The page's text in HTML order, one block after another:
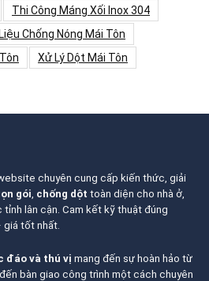
Thi Công Máng Xối Inox 304
Chống Nóng Mái Tôn
Xử Lý Dột Mái Tôn
chuyên cung cấp kiến thức, giải
gói, chống dột toàn diện cho nhà ở,
lân cận. Cam kết kỹ thuật đúng
giá tốt nhất.
đáo và thú vị mang đến sự hoàn hảo từ
bàn giao công trình một cách chuyên